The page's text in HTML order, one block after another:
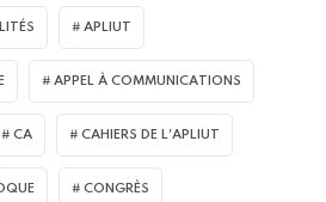
APLIUT
APPEL À COMMUNICATIONS
CA CAHIERS DE L'APLIUT
CONGRÈS